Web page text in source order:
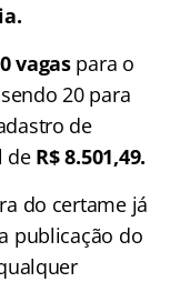
vagaspara o
20 para
de
de R$ 8.501,49.
do certame já
publicação do